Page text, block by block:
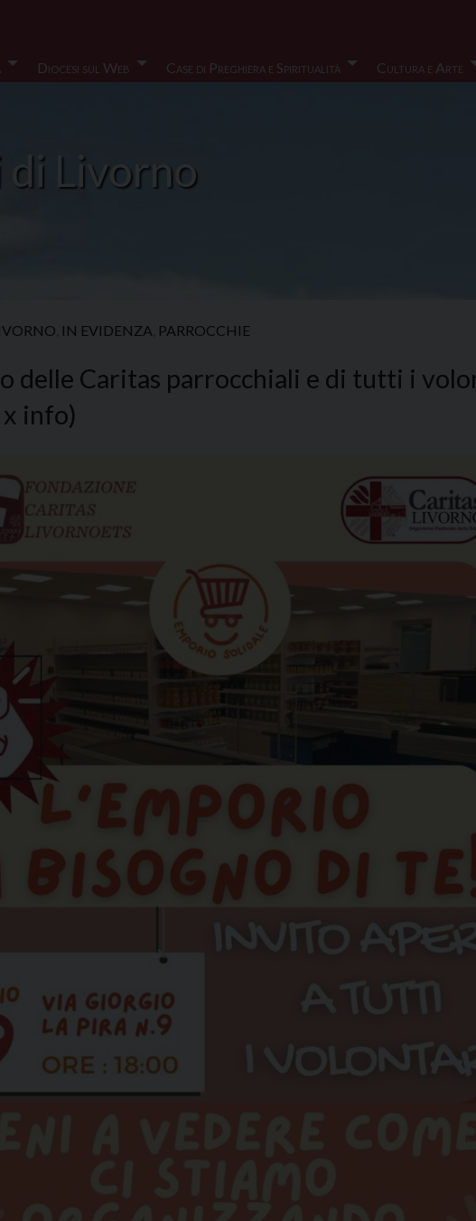
Diocesi sul Web Case di Preghiera e Spiritualità Cultura e Arte
di Livorno
IN EVIDENZA PARROCCHIE
delle Caritas parrocchiali e di tutti i
info)